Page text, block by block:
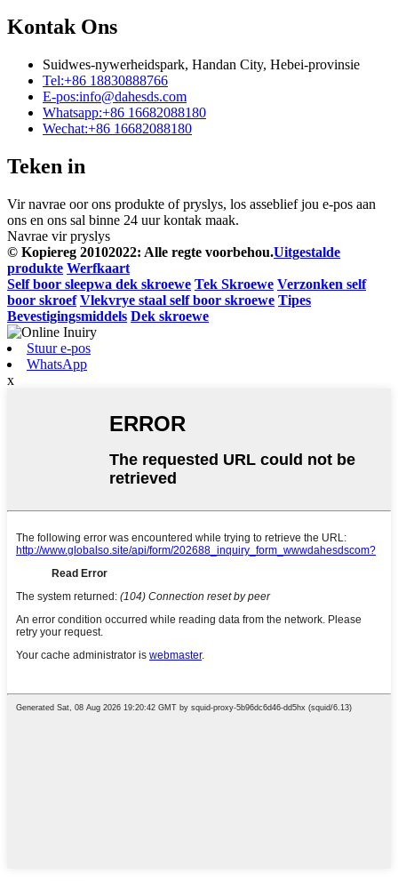
Kontak Ons
Suidwes-nywerheidspark, Handan City, Hebei-provinsie
Tel:+86 18830888766
E-pos:info@dahesds.com
Whatsapp:+86 16682088180
Wechat:+86 16682088180
Teken in
Vir navrae oor ons produkte of pryslys, los asseblief jou e-pos aan
ons en ons sal binne 24 uur kontak maak.
Navrae vir pryslys
© Kopiereg 20102022: Alle regte voorbehou.Uitgestalde
produkte Werfkaart
Self boor sleepwa dek skroewe Tek Skroewe Verzonken self
boor skroef Vlekvrye staal self boor skroewe Tipes
Bevestigingsmiddels Dek skroewe
Stuur e-pos
WhatsApp
x